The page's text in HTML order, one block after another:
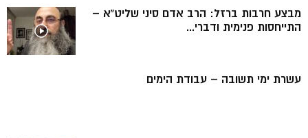
מבצע חרבות ברזל: הרב אדם סיני שליט”א –
התייחסות פנימית ודברי...
עשרת ימי תשובה – עבודת הימים